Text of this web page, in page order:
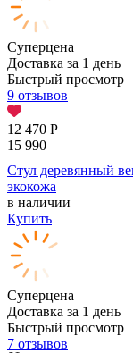
Суперцена
Доставка за 1 день
Быстрый просмотр
9 отзывов
12 470 Р
15 990
Стул деревянный
экокожа
в наличии
Купить
Суперцена
Доставка за 1 день
Быстрый просмотр
7 отзывов